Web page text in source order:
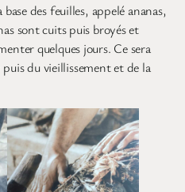
des feuilles, appelé ananas,
sont cuits puis broyés et
quelques jours. Ce sera
du vieillissement et de la